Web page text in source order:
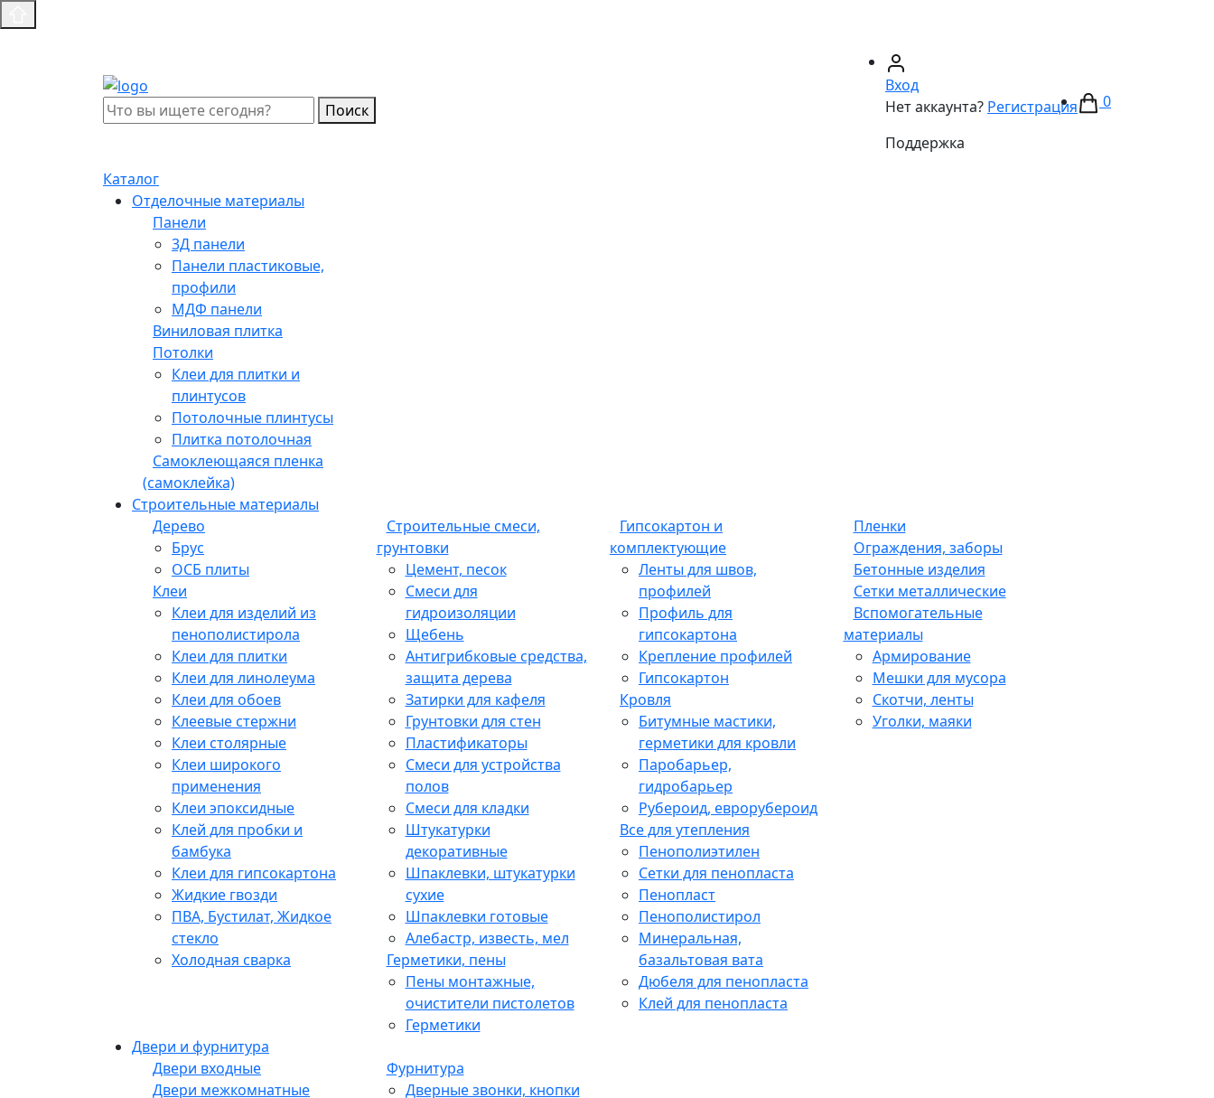
Поиск
Вход
Нет аккаунта? Регистрация
Поддержка
0
Каталог
Отделочные материалы
Панели
3Д панели
Панели пластиковые,
профили
МДФ панели
Виниловая плитка
Потолки
Клеи для плитки и
плинтусов
Потолочные плинтусы
Плитка потолочная
Самоклеющаяся пленка
(самоклейка)
Строительные материалы
Дерево
Брус
ОСБ плиты
Клеи
Клеи для изделий из
пенополистирола
Клеи для плитки
Клеи для линолеума
Клеи для обоев
Клеевые стержни
Клеи столярные
Клеи широкого
применения
Клеи эпоксидные
Клей для пробки и
бамбука
Клеи для гипсокартона
Жидкие гвозди
ПВА, Бустилат, Жидкое
стекло
Холодная сварка
Строительные смеси,
грунтовки
Цемент, песок
Смеси для
гидроизоляции
Щебень
Антигрибковые средства,
защита дерева
Затирки для кафеля
Грунтовки для стен
Пластификаторы
Смеси для устройства
полов
Смеси для кладки
Штукатурки
декоративные
Шпаклевки, штукатурки
сухие
Шпаклевки готовые
Алебастр, известь, мел
Герметики, пены
Пены монтажные,
очистители пистолетов
Герметики
Гипсокартон и
комплектующие
Ленты для швов,
профилей
Профиль для
гипсокартона
Крепление профилей
Гипсокартон
Кровля
Битумные мастики,
герметики для кровли
Паробарьер,
гидробарьер
Рубероид, еврорубероид
Все для утепления
Пенополиэтилен
Сетки для пенопласта
Пенопласт
Пенополистирол
Минеральная,
базальтовая вата
Дюбеля для пенопласта
Клей для пенопласта
Пленки
Ограждения, заборы
Бетонные изделия
Сетки металлические
Вспомогательные
материалы
Армирование
Мешки для мусора
Скотчи, ленты
Уголки, маяки
Двери и фурнитура
Двери входные
Двери межкомнатные
Фурнитура
Дверные звонки, кнопки